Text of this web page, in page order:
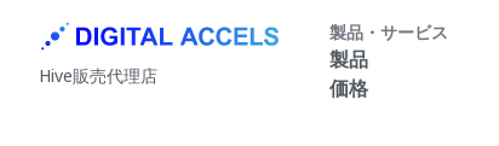
Hive販売代理店
製品・サービス
製品
価格